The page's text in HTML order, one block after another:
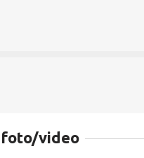
foto/video